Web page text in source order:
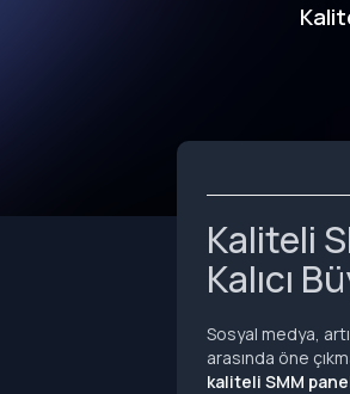
Kaliteli
Kalıcı
Sosyal medya,
arasında öne
kaliteli SMM